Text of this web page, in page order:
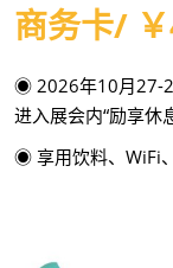
商务卡/
◉ 2026年10月27-
进入展会内“励享休
◉ 享用饮料、WiFi